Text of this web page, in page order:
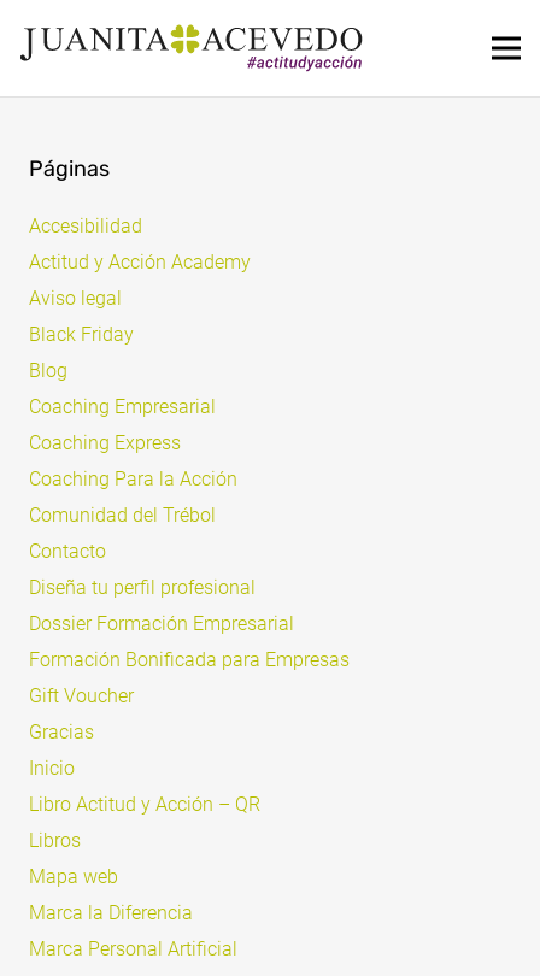
Páginas
Accesibilidad
Actitud y Acción Academy
Aviso legal
Black Friday
Blog
Coaching Empresarial
Coaching Express
Coaching Para la Acción
Comunidad del Trébol
Contacto
Diseña tu perfil profesional
Dossier Formación Empresarial
Formación Bonificada para Empresas
Gift Voucher
Gracias
Inicio
Libro Actitud y Acción – QR
Libros
Mapa web
Marca la Diferencia
Marca Personal Artificial